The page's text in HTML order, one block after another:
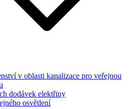
v oblasti kanalizace pro veřejnou
dodávek elektřiny
osvětlení